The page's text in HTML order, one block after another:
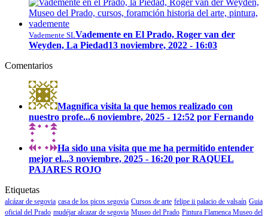
Vademente SLVademente en El Prado, Roger van der
Weyden, La Piedad13 noviembre, 2022 - 16:03
Comentarios
Magnífica visita la que hemos realizado con
nuestro profe...6 noviembre, 2025 - 12:52 por Fernando
Ha sido una visita que me ha permitido entender
mejor el...3 noviembre, 2025 - 16:20 por RAQUEL
PAJARES ROJO
Etiquetas
alcázar de segovia casa de los picos segovia Cursos de arte felipe ii palacio de valsaín Guia
oficial del Prado mudéjar alcazar de segovia Museo del Prado Pintura Flamenca Museo del